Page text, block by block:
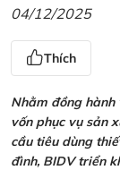
04/12/2025
Thích
Nhằm đồng
vốn phục vụ sản
cầu tiêu dùng
đình, BIDV triển